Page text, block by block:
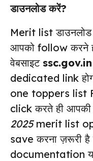
डाउनलोड करें?
Merit list
आपको follow करने
वेबसाइट ssc.gov.in
dedicated link
one toppers list
click करते ही आपकी
2025merit list
save करना ज़रूरी
documentation